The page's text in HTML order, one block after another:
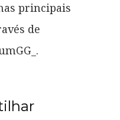
principais
de